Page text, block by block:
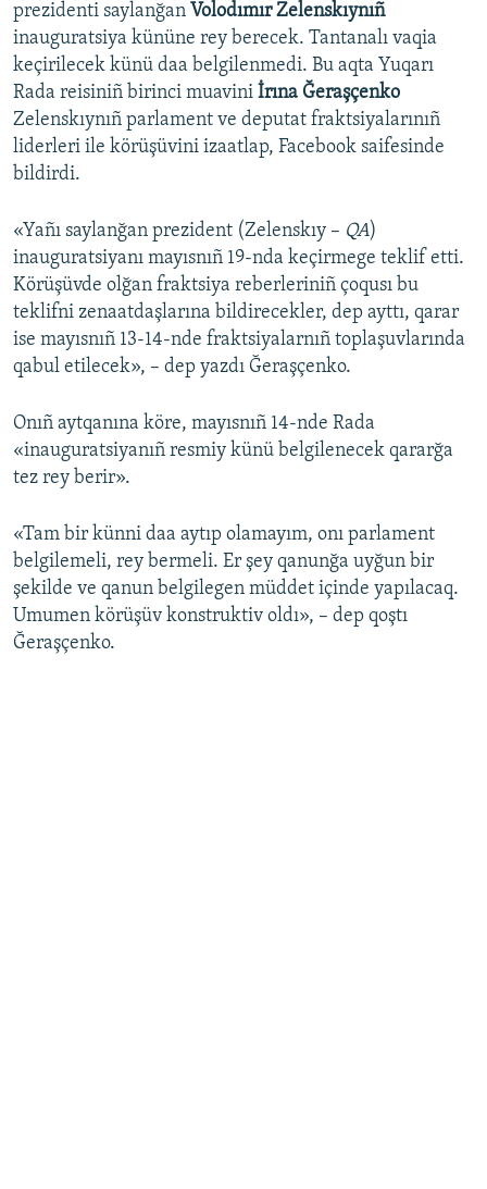
RFE/RS bütün saytları
prezidenti saylanğan Volodımır Zelenskıynıñ
inauguratsiya kününe rey berecek. Tantanalı vaqia
keçirilecek künü daa belgilenmedi. Bu aqta Yuqarı
Rada reisiniñ birinci muavini İrına Ğeraşçenko
Zelenskıynıñ parlament ve deputat fraktsiyalarınıñ
liderleri ile körüşüvini izaatlap, Facebook saifesinde
bildirdi.
«Yañı saylanğan prezident (Zelenskıy – QA)
inauguratsiyanı mayısnıñ 19-nda keçirmege teklif etti.
Körüşüvde olğan fraktsiya reberleriniñ çoqusı bu
teklifni zenaatdaşlarına bildirecekler, dep ayttı, qarar
ise mayısnıñ 13-14-nde fraktsiyalarnıñ toplaşuvlarında
qabul etilecek», – dep yazdı Ğeraşçenko.
Onıñ aytqanına köre, mayısnıñ 14-nde Rada
«inauguratsiyanıñ resmiy künü belgilenecek qararğa
tez rey berir».
«Tam bir künni daa aytıp olamayım, onı parlament
belgilemeli, rey bermeli. Er şey qanunğa uyğun bir
şekilde ve qanun belgilegen müddet içinde yapılacaq.
Umumen körüşüv konstruktiv oldı», – dep qoştı
Ğeraşçenko.